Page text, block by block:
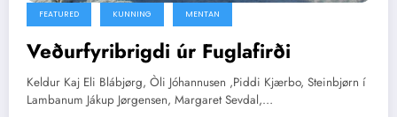
FEATURED KUNNING MENTAN
Veðurfyribrigdi úr Fuglafirði
Keldur Kaj Eli Blábjørg, Òli Jóhannusen ,Piddi Kjærbo, Steinbjørn í
Lambanum Jákup Jørgensen, Margaret Sevdal,…